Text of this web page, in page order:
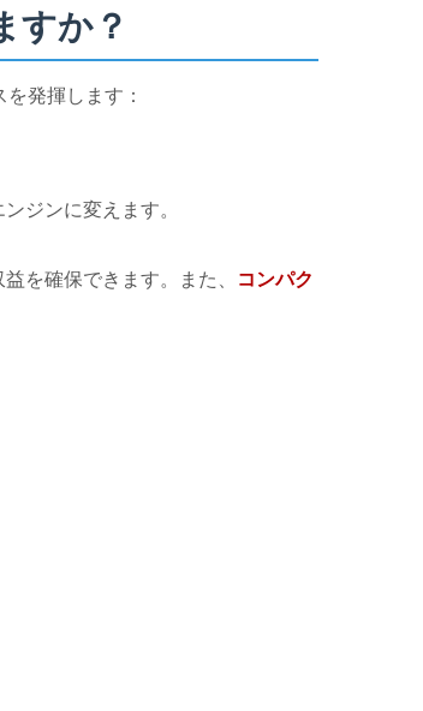
すか？
発揮します：
ジンに変えます。
を確保できます。また、
コンパク